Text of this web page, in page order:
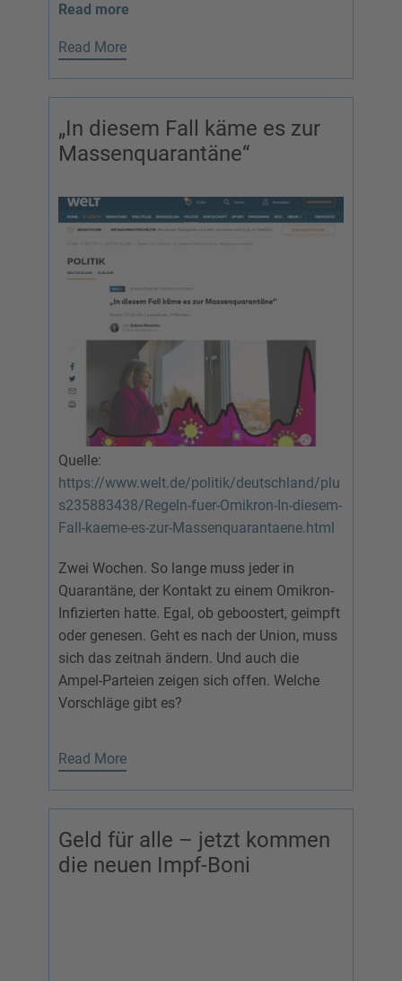
Read more
Read More
„In diesem Fall käme es zur
Massenquarantäne“
Quelle:
https://www.welt.de/politik/deutschland/plu
s235883438/Regeln-fuer-Omikron-In-diesem-
Fall-kaeme-es-zur-Massenquarantaene.html
Zwei Wochen. So lange muss jeder in
Quarantäne, der Kontakt zu einem Omikron-
Infizierten hatte. Egal, ob geboostert, geimpft
oder genesen. Geht es nach der Union, muss
sich das zeitnah ändern. Und auch die
Ampel-Parteien zeigen sich offen. Welche
Vorschläge gibt es?
Read More
Geld für alle – jetzt kommen
die neuen Impf-Boni